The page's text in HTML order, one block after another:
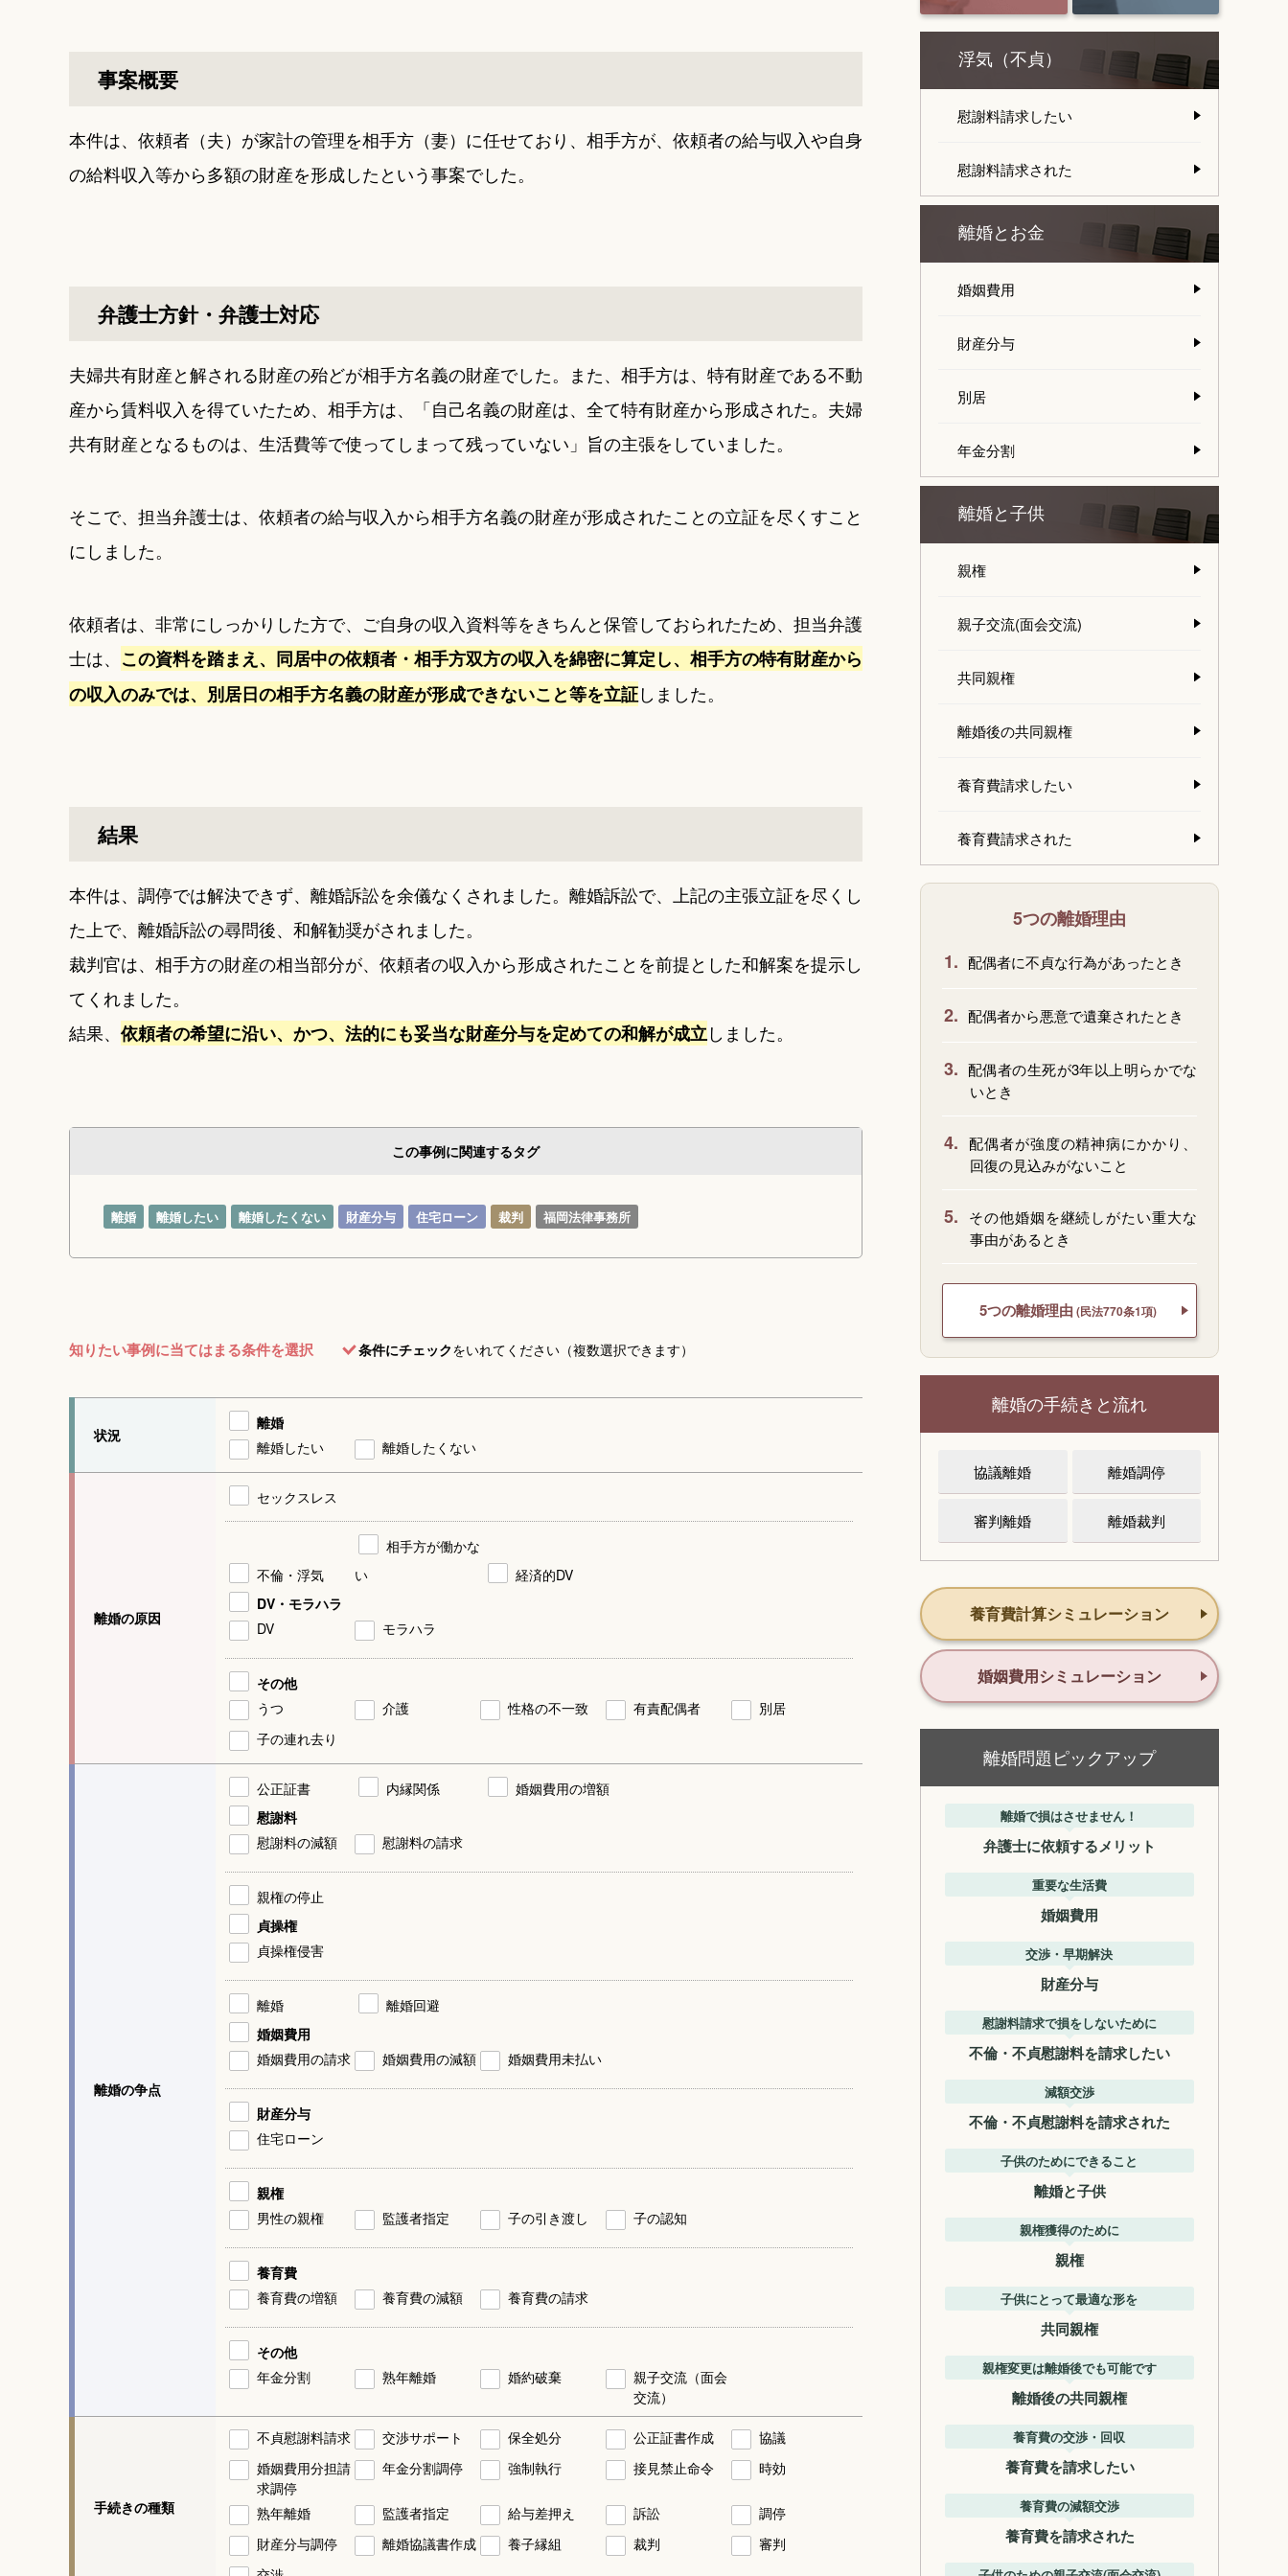
事案概要
本件は、依頼者（夫）が家計の管理を相手方（妻）に任せており、相手方が、依頼者の給与収入や自身
の給料収入等から多額の財産を形成したという事案でした。
弁護士方針・弁護士対応
夫婦共有財産と解される財産の殆どが相手方名義の財産でした。また、相手方は、特有財産である不動
産から賃料収入を得ていたため、相手方は、「自己名義の財産は、全て特有財産から形成された。夫婦
共有財産となるものは、生活費等で使ってしまって残っていない」旨の主張をしていました。
そこで、担当弁護士は、依頼者の給与収入から相手方名義の財産が形成されたことの立証を尽くすこと
にしました。
依頼者は、非常にしっかりした方で、ご自身の収入資料等をきちんと保管しておられたため、担当弁護
士は、 この資料を踏まえ、同居中の依頼者・相手方双方の収入を綿密に算定し、相手方の特有財産から
の収入のみでは、別居日の相手方名義の財産が形成できないこと等を立証しました。
結果
本件は、調停では解決できず、離婚訴訟を余儀なくされました。離婚訴訟で、上記の主張立証を尽くし
た上で、離婚訴訟の尋問後、和解勧奨がされました。
裁判官は、相手方の財産の相当部分が、依頼者の収入から形成されたことを前提とした和解案を提示し
てくれました。
結果、 依頼者の希望に沿い、かつ、法的にも妥当な財産分与を定めての和解が成立しました。
この事例に関連するタグ
離婚 離婚したい 離婚したくない 財産分与 住宅ローン 裁判 福岡法律事務所
知りたい事例に当てはまる条件を選択 条件にチェックをいれてください（複数選択できます）
状況
離婚
離婚したい
離婚したくない
離婚の原因
セックスレス
不倫・浮気
相手方が働かな
い
経済的DV
DV・モラハラ
DV
モラハラ
その他
うつ
介護 性格の不一致 有責配偶者
別居
子の連れ去り
離婚の争点
公正証書 内縁関係
婚姻費用の増額
慰謝料
慰謝料の減額
慰謝料の請求
親権の停止
貞操権
貞操権侵害
離婚
離婚回避
婚姻費用
婚姻費用の請求
婚姻費用の減額 婚姻費用未払い
財産分与
住宅ローン
親権
男性の親権
監護者指定 子の引き渡し 子の認知
養育費
養育費の増額
養育費の減額 養育費の請求
その他
年金分割
熟年離婚 婚約破棄
親子交流（面会
交流）
手続きの種類
不貞慰謝料請求 交渉サポート 保全処分 公正証書作成
協議
婚姻費用分担請
求調停
年金分割調停 強制執行 接見禁止命令 時効
熟年離婚 監護者指定 給与差押え 訴訟
調停
財産分与調停
離婚協議書作成 養子縁組 裁判
審判
浮気（不貞）
慰謝料請求したい
慰謝料請求された
離婚とお金
婚姻費用
財産分与
別居
年金分割
離婚と子供
親権
親子交流(面会交流)
共同親権
離婚後の共同親権
養育費請求したい
養育費請求された
5つの離婚理由
1. 配偶者に不貞な行為があったとき
2. 配偶者から悪意で遺棄されたとき
3. 配偶者の生死が3年以上明らかでな
いとき
4. 配偶者が強度の精神病にかかり、
回復の見込みがないこと
5.
その他婚姻を継続しがたい重大な
事由があるとき
5つの離婚理由 (民法770条1項)
離婚の手続きと流れ
協議離婚 離婚調停
審判離婚 離婚裁判
養育費計算シミュレーション
婚姻費用シミュレーション
離婚問題ピックアップ
離婚で損はさせません！
弁護士に依頼するメリット
重要な生活費
婚姻費用
交渉・早期解決
財産分与
慰謝料請求で損をしないために
不倫・不貞慰謝料を請求したい
減額交渉
不倫・不貞慰謝料を請求された
子供のためにできること
離婚と子供
親権獲得のために
親権
子供にとって最適な形を
共同親権
親権変更は離婚後でも可能です
離婚後の共同親権
養育費の交渉・回収
養育費を請求したい
養育費の減額交渉
養育費を請求された